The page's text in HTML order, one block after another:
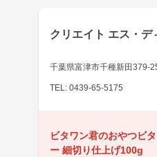
クリエイト エス・デ
千葉県富津市千種新田379-
TEL: 0439-65-5175
ビタワン君のおやつビ
ー 細切り仕上げ100g